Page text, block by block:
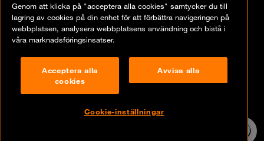
Vulnerability policy
Compliance
Genom att klicka på "acceptera alla cookies" samtycker du till
lagring av cookies på din enhet för att förbättra navigeringen på
webbplatsen, analysera webbplatsens användning och bistå i
våra marknadsföringsinsatser.
Acceptera alla
cookies
Avvisa alla
Cookie-inställningar